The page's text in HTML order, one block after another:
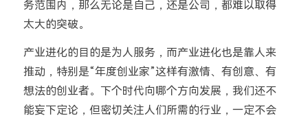
务范围内，那么无论是自己，还是公司，都难以取得
太大的突破。
产业进化的目的是为人服务，而产业进化也是靠人来
推动，特别是“年度创业家”这样有激情、有创意、有
想法的创业者。下个时代向哪个方向发展，我们还不
能妄下定论，但密切关注人们所需的行业，一定不会